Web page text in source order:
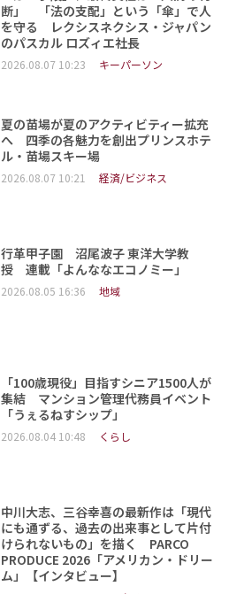
断」 「法の支配」という「傘」で人
を守る レクシスネクシス・ジャパン
のパスカル ロズィエ社長
2026.08.07 10:23 キーパーソン
夏の苗場が夏のアクティビティー拡充
へ 四季の各魅力を創出プリンスホテ
ル・苗場スキー場
2026.08.07 10:21 経済/ビジネス
行革甲子園 沼尾波子 東洋大学教
授 連載「よんななエコノミー」
2026.08.05 16:36 地域
「100歳現役」目指すシニア1500人が
集結 マンション管理代務員イベント
「うぇるねすシップ」
2026.08.04 10:48 くらし
中川大志、三谷幸喜の最新作は「現代
にも通ずる、過去の出来事として片付
けられないもの」を描く PARCO
PRODUCE 2026「アメリカン・ドリー
ム」【インタビュー】